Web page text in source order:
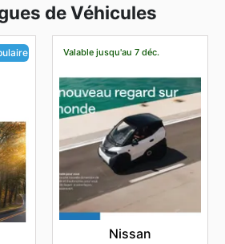
de Véhicules
Valable jusqu'au 7 déc.
Nissan